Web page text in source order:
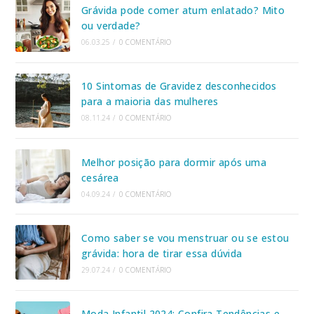
Grávida pode comer atum enlatado? Mito
ou verdade?
06.03.25 / 0 COMENTÁRIO
10 Sintomas de Gravidez desconhecidos
para a maioria das mulheres
08.11.24 / 0 COMENTÁRIO
Melhor posição para dormir após uma
cesárea
04.09.24 / 0 COMENTÁRIO
Como saber se vou menstruar ou se estou
grávida: hora de tirar essa dúvida
29.07.24 / 0 COMENTÁRIO